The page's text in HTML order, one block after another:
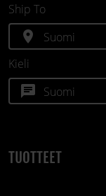
TUOTTEET
Ship To
location_on
Kieli
chat